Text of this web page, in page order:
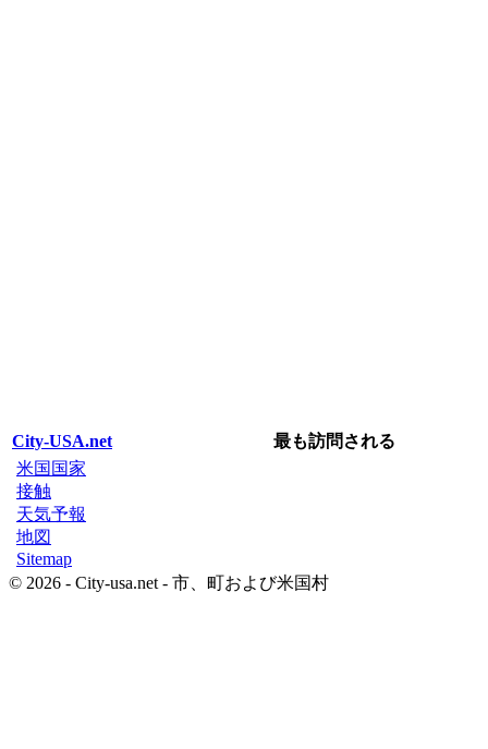
City-USA.net
最も訪問される
米国国家
接触
天気予報
地図
Sitemap
© 2026 - City-usa.net - 市、町および米国村